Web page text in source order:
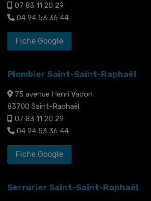
07 83 11 20 29
04 94 53 36 44
Fiche Google
Plombier Saint-Saint-Raphaël
75 avenue Henri Vadon
83700 Saint-Raphaël
07 83 11 20 29
04 94 53 36 44
Fiche Google
Serrurier Saint-Saint-Raphaël